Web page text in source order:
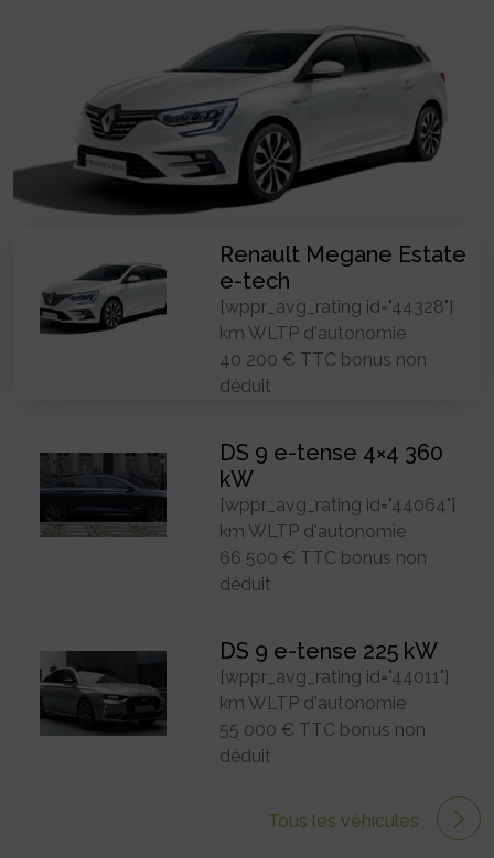
Renault Megane Estate
e-tech
[wppr_avg_rating id="44328"]
km WLTP d'autonomie
40 200 € TTC bonus non
déduit
DS 9 e-tense 4×4 360
kW
[wppr_avg_rating id="44064"]
km WLTP d'autonomie
66 500 € TTC bonus non
déduit
DS 9 e-tense 225 kW
[wppr_avg_rating id="44011"]
km WLTP d'autonomie
55 000 € TTC bonus non
déduit
Tous les véhicules